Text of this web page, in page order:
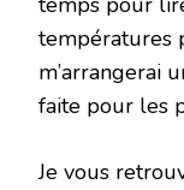
températures
m’arrangerai
faite pour les
Je vous